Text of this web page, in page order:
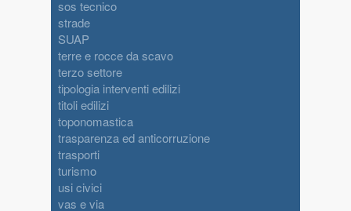
sos tecnico
strade
SUAP
terre e rocce da scavo
terzo settore
tipologia interventi edilizi
titoli edilizi
toponomastica
trasparenza ed anticorruzione
trasporti
turismo
usi civici
vas e via